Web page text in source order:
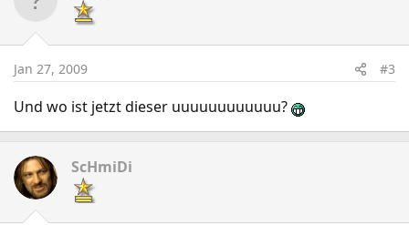
Jan 27, 2009 #3
Und wo ist jetzt dieser uuuuuuuuuuuu?
ScHmiDi